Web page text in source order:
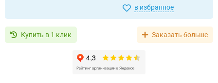
в избранное
Купить в 1 клик Заказать больше